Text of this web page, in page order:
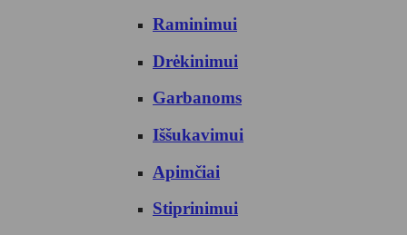
Raminimui
Drėkinimui
Garbanoms
Iššukavimui
Apimčiai
Stiprinimui